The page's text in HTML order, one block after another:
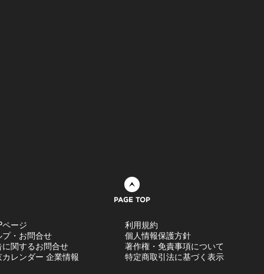
ページ
プ・お問合せ
に関するお問合せ
カレンダー 企業情報
利用規約
個人情報保護方針
著作権・免責事項について
特定商取引法に基づく表示